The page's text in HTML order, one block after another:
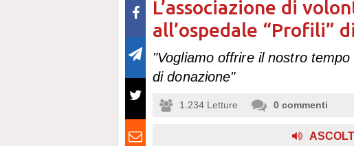
Martedì
25° / 33°
L’associazione di
all’ospedale “Profili”
"Vogliamo offrire il nostro
di donazione"
1.234 Letture 0 commenti